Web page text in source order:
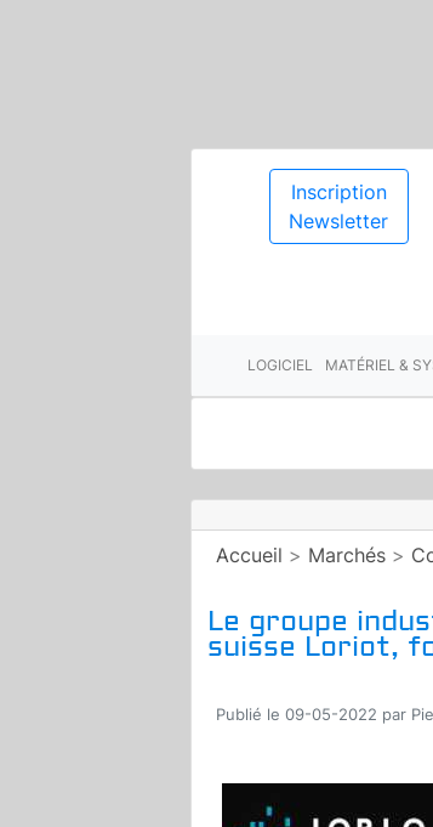
Inscription
Newsletter
LOGICIEL MATÉRIEL &
Accueil > Marchés >
Le groupe
suisse Loriot,
Publié le 09-05-2022 par